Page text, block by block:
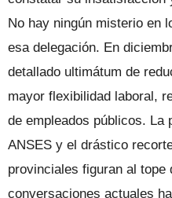
No hay ningún misterio en
esa delegación. En
detallado ultimátum de
mayor flexibilidad laboral,
de empleados públicos. La
ANSES y el drástico
provinciales figuran al tope
conversaciones actuales